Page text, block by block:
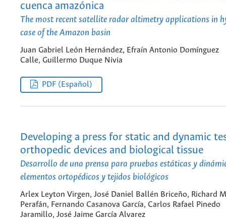
cuenca amazónica
The most recent satellite radar altimetry applications in
case of the Amazon basin
Juan Gabriel León Hernández, Efraín Antonio Domínguez
Calle, Guillermo Duque Nivia
PDF (Español)
Developing a press for static and dynamic
orthopedic devices and biological tissue
Desarrollo de una prensa para pruebas estáticas y
elementos ortopédicos y tejidos biológicos
Arlex Leyton Virgen, José Daniel Ballén Briceño, Richard
Perafán, Fernando Casanova García, Carlos Rafael Pinedo
Jaramillo, José Jaime García Alvarez